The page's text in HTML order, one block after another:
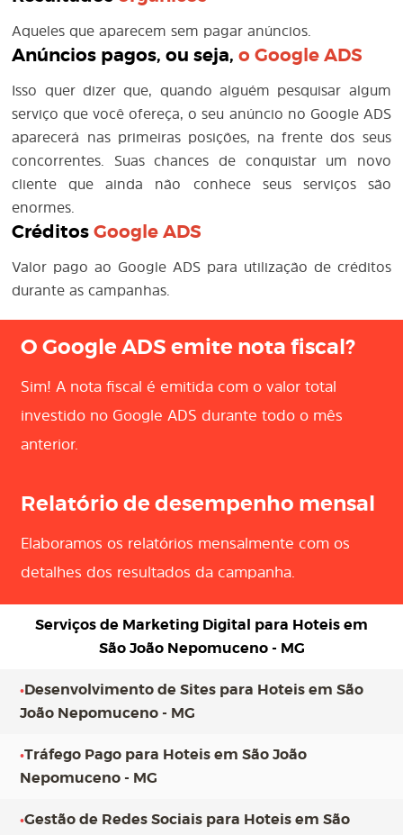
Aqueles que aparecem sem pagar anúncios.
Anúncios pagos, ou seja,oGoogle ADS
Isso quer dizer que, quando alguém pesquisar algum
serviço que você ofereça, o seu anúncio no Google ADS
aparecerá nas primeiras posições, na frente dos seus
concorrentes. Suas chances de conquistar um novo
cliente que ainda não conhece seus serviços são
enormes.
CréditosGoogle ADS
Valor pago ao Google ADS para utilização de créditos
durante as campanhas.
O Google ADS emite nota fiscal?
Sim! A nota fiscal é emitida com o valor total
investido no Google ADS durante todo o mês
anterior.
Relatório de desempenho mensal
Elaboramos os relatórios mensalmente com os
detalhes dos resultados da campanha.
Serviços de Marketing Digital para Hoteis em
São João Nepomuceno - MG
•Desenvolvimento de Sites para Hoteis em São
João Nepomuceno - MG
•Tráfego Pago para Hoteis em São João
Nepomuceno - MG
•Gestão de Redes Sociais para Hoteis em São